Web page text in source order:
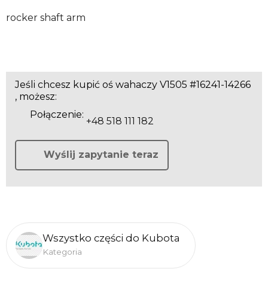
rocker shaft arm
Jeśli chcesz kupić oś wahaczy V1505 #16241-14266
, możesz:
Połączenie:
+48 518 111 182
Wyślij zapytanie teraz
Wszystko części do Kubota
Kategoria